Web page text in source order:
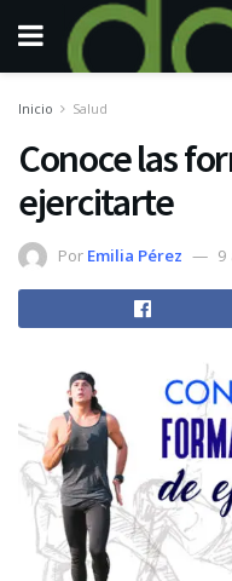
Inicio Salud
Conoce las
ejercitarte
Por Emilia Pérez 9